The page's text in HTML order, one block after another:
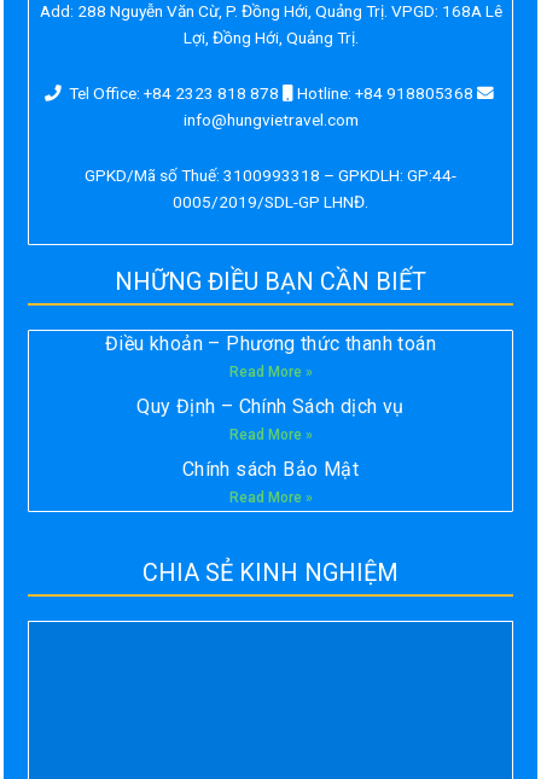
Add: 288 Nguyễn Văn Cừ, P. Đồng Hới, Quảng Trị. VPGD: 168A Lê
Lợi, Đồng Hới, Quảng Trị.
Tel Office: +84 2323 818 878
Hotline: +84 918805368
info@hungvietravel.com
GPKD/Mã số Thuế: 3100993318 – GPKDLH: GP:44-
0005/2019/SDL-GP LHNĐ.
NHỮNG ĐIỀU BẠN CẦN BIẾT
Điều khoản – Phương thức thanh toán
Read More »
Quy Định – Chính Sách dịch vụ
Read More »
Chính sách Bảo Mật
Read More »
CHIA SẺ KINH NGHIỆM